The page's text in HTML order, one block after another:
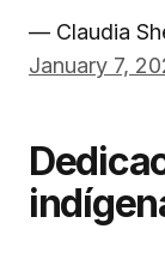
— Claudia
January 7,